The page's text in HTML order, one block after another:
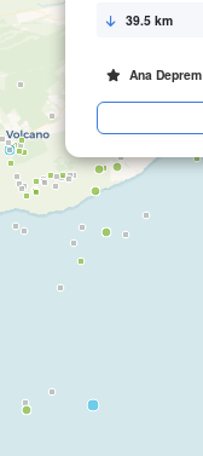
39.5 km
Ana Deprem